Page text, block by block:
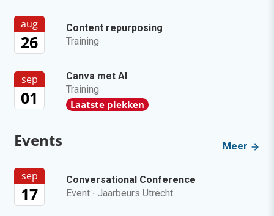
aug
26
Content repurposing
Training
sep
01
Canva met AI
Training
Laatste plekken
Events Meer
sep
17
Conversational Conference
Event · Jaarbeurs Utrecht